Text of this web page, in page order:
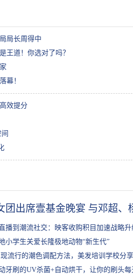
局长周得中
王道！你选对了吗？
幕！
效提分
团出席壹基金晚宴 与邓超、
播到潮流社交：映客收购积目加速战略升
小学生关爱长隆极地动物“新生代”
流行的潮色调配方法，美发培训学校分享
牙刷的UV杀菌+自动烘干，让你的刷头每